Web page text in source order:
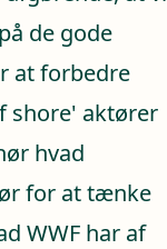
de gode
at forbedre
shore' aktører
hvad
for at tænke
WWF har af